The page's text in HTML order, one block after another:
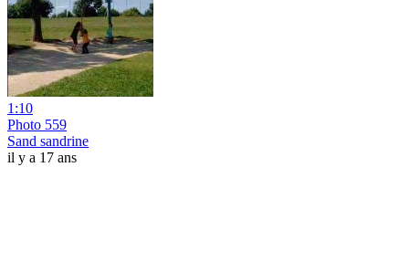
1:10
Photo 559
Sand sandrine
il y a 17 ans